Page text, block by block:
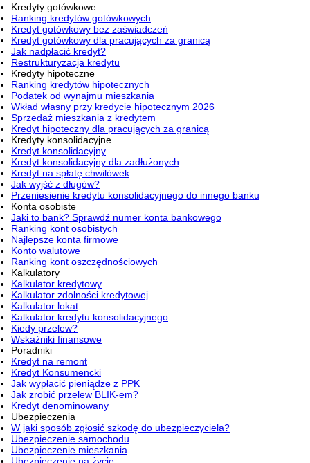
Kredyty gotówkowe
Ranking kredytów gotówkowych
Kredyt gotówkowy bez zaświadczeń
Kredyt gotówkowy dla pracujących za granicą
Jak nadpłacić kredyt?
Restrukturyzacja kredytu
Kredyty hipoteczne
Ranking kredytów hipotecznych
Podatek od wynajmu mieszkania
Wkład własny przy kredycie hipotecznym 2026
Sprzedaż mieszkania z kredytem
Kredyt hipoteczny dla pracujących za granicą
Kredyty konsolidacyjne
Kredyt konsolidacyjny
Kredyt konsolidacyjny dla zadłużonych
Kredyt na spłatę chwilówek
Jak wyjść z długów?
Przeniesienie kredytu konsolidacyjnego do innego banku
Konta osobiste
Jaki to bank? Sprawdź numer konta bankowego
Ranking kont osobistych
Najlepsze konta firmowe
Konto walutowe
Ranking kont oszczędnościowych
Kalkulatory
Kalkulator kredytowy
Kalkulator zdolności kredytowej
Kalkulator lokat
Kalkulator kredytu konsolidacyjnego
Kiedy przelew?
Wskaźniki finansowe
Poradniki
Kredyt na remont
Kredyt Konsumencki
Jak wypłacić pieniądze z PPK
Jak zrobić przelew BLIK-em?
Kredyt denominowany
Ubezpieczenia
W jaki sposób zgłosić szkodę do ubezpieczyciela?
Ubezpieczenie samochodu
Ubezpieczenie mieszkania
Ubezpieczenie na życie